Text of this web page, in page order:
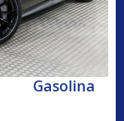
Gasolina